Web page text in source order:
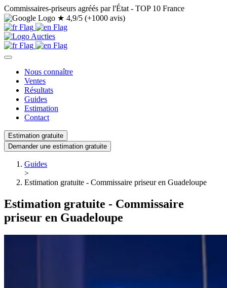
Commissaires-priseurs agréés par l'État - TOP 10 France
★ 4,9/5 (+1000 avis)
Nous connaître
Ventes
Résultats
Guides
Estimation
Contact
Estimation gratuite
Demander une estimation gratuite
Guides
>
Estimation gratuite - Commissaire priseur en Guadeloupe
Estimation gratuite - Commissaire
priseur en Guadeloupe